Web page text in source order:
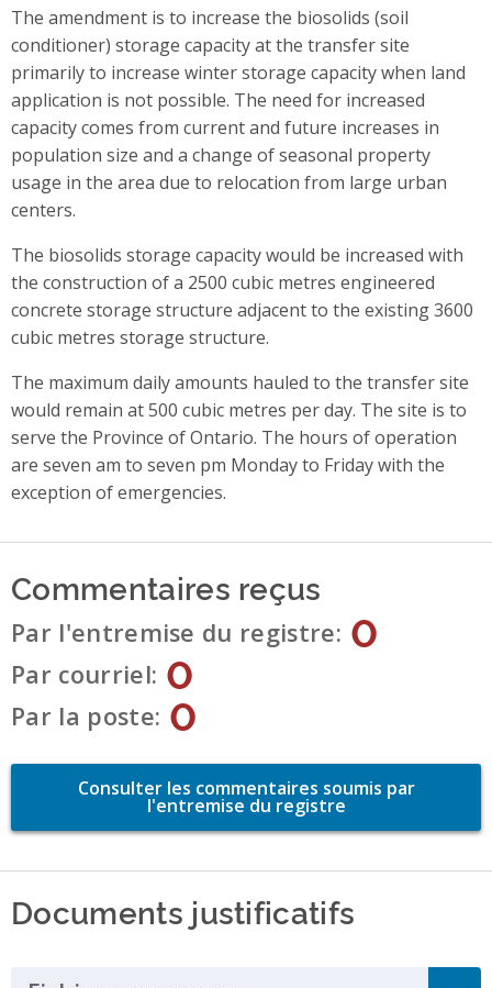
The amendment is to increase the biosolids (soil
conditioner) storage capacity at the transfer site
primarily to increase winter storage capacity when land
application is not possible. The need for increased
capacity comes from current and future increases in
population size and a change of seasonal property
usage in the area due to relocation from large urban
centers.
The biosolids storage capacity would be increased with
the construction of a 2500 cubic metres engineered
concrete storage structure adjacent to the existing 3600
cubic metres storage structure.
The maximum daily amounts hauled to the transfer site
would remain at 500 cubic metres per day. The site is to
serve the Province of Ontario. The hours of operation
are seven am to seven pm Monday to Friday with the
exception of emergencies.
Commentaires reçus
Par l'entremise du registre 0
Par courriel 0
Par la poste 0
Consulter les commentaires soumis par
l'entremise du registre
Documents justificatifs